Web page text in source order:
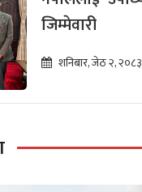
जिम्मेवारी
शनिबार, जेठ २, २०८३